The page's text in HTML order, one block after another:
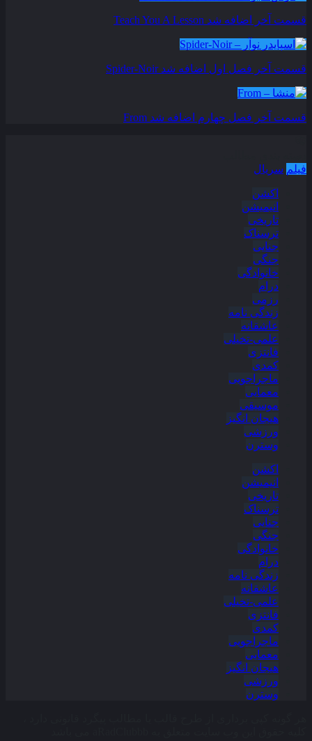
قسمت آخر اضافه شد Teach You A Lesson
قسمت آخر فصل اول اضافه شد Spider-Noir
قسمت آخر فصل چهارم اضافه شد From
فیلم سریال
اکشن
انیمیشن
تاریخی
ترسناک
جنایی
جنگی
خانوادگی
درام
رزمی
زندگی نامه
عاشقانه
علمی-تخیلی
فانتزی
کمدی
ماجراجویی
معمایی
موسیقی
هیجان انگیز
ورزشی
وسترن
اکشن
انیمیشن
تاریخی
ترسناک
جنایی
جنگی
خانوادگی
درام
زندگی نامه
عاشقانه
علمی-تخیلی
فانتزی
کمدی
ماجراجویی
معمایی
هیجان انگیز
ورزشی
وسترن